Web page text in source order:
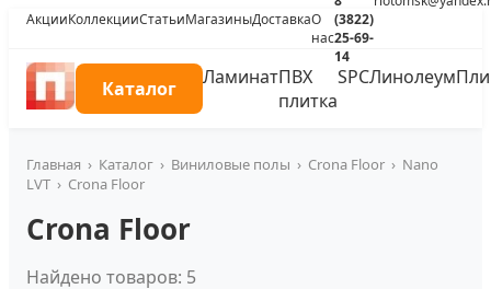
АкцииКоллекцииСтатьиМагазиныДоставкаО
нас
(3822)
25-69-
14
Каталог ЛаминатПВХ
плитка
SPCЛинолеум
Главная › Каталог › Виниловые полы › Crona Floor › Nano
LVT › Crona Floor
Crona Floor
Найдено товаров: 5